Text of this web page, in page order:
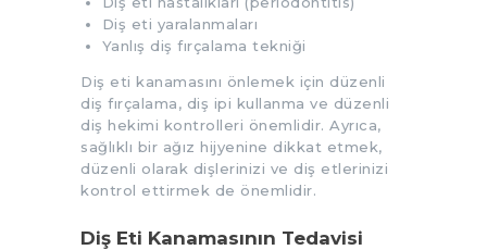
Diş eti yaralanmaları
Yanlış diş fırçalama tekniği
Diş eti kanamasını önlemek için düzenli
diş fırçalama, diş ipi kullanma ve düzenli
diş hekimi kontrolleri önemlidir. Ayrıca,
sağlıklı bir ağız hijyenine dikkat etmek,
düzenli olarak dişlerinizi ve diş etlerinizi
kontrol ettirmek de önemlidir.
Diş Eti Kanamasının Tedavisi